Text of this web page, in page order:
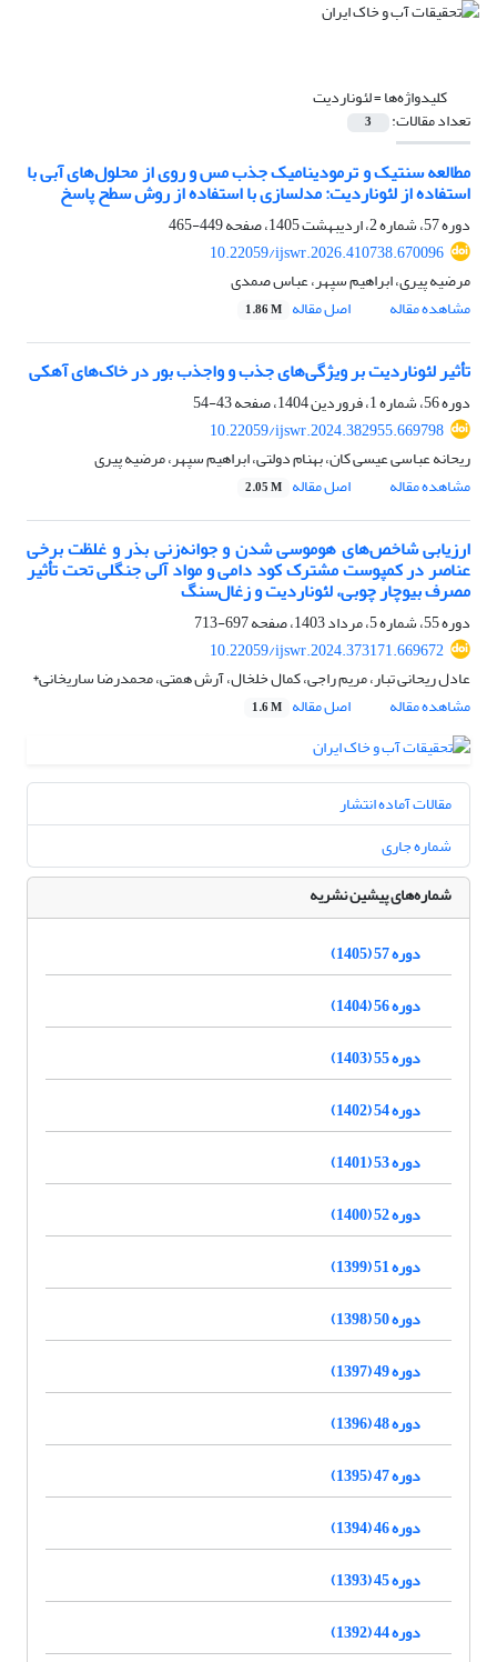
کلیدواژه‌ها =لئوناردیت
تعداد مقالات: 3
مطالعه سنتیک و ترمودینامیک جذب مس و روی از محلول‌های آبی با
استفاده از لئوناردیت: مدلسازی با استفاده از روش سطح پاسخ
دوره 57، شماره 2، اردیبهشت 1405، صفحه
449-465
10.22059/ijswr.2026.410738.670096
مرضیه پیری، ابراهیم سپهر، عباس صمدی
مشاهده مقاله
اصل مقاله 1.86 M
تأثیر لئوناردیت بر ویژگی‌های جذب و واجذب بور در خاک‌های آهکی
دوره 56، شماره 1، فروردین 1404، صفحه
43-54
10.22059/ijswr.2024.382955.669798
ریحانه عباسی عیسی کان، بهنام دولتی، ابراهیم سپهر، مرضیه پیری
مشاهده مقاله
اصل مقاله 2.05 M
ارزیابی شاخص‌های هوموسی شدن و جوانه‌زنی بذر و غلظت برخی
عناصر در کمپوست مشترک کود دامی و مواد آلی جنگلی تحت تأثیر
مصرف بیوچار چوبی، لئوناردیت و زغال‌سنگ
دوره 55، شماره 5، مرداد 1403، صفحه
697-713
10.22059/ijswr.2024.373171.669672
عادل ریحانی تبار، مریم راجی، کمال خلخال، آرش همتی، محمدرضا ساریخانی*
مشاهده مقاله
اصل مقاله 1.6 M
مقالات آماده انتشار
شماره جاری
شماره‌های پیشین نشریه
دوره 57 (1405)
دوره 56 (1404)
دوره 55 (1403)
دوره 54 (1402)
دوره 53 (1401)
دوره 52 (1400)
دوره 51 (1399)
دوره 50 (1398)
دوره 49 (1397)
دوره 48 (1396)
دوره 47 (1395)
دوره 46 (1394)
دوره 45 (1393)
دوره 44 (1392)